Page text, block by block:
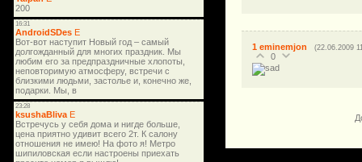
1 eminemjon (22.06.2009
0